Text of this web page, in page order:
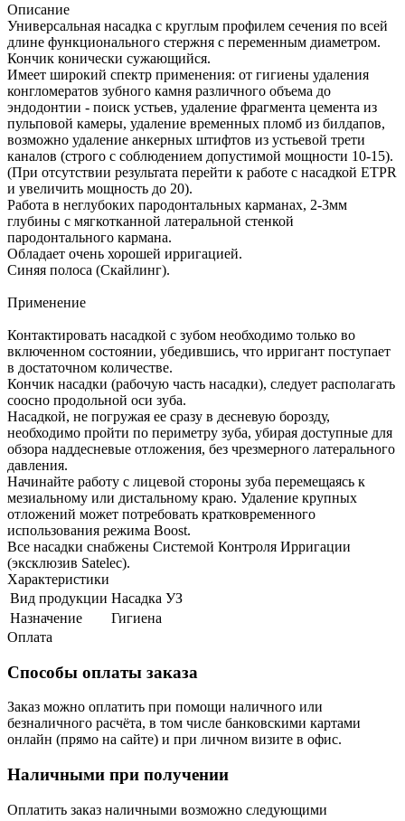
Описание
Универсальная насадка с круглым профилем сечения по всей
длине функционального стержня с переменным диаметром.
Кончик конически сужающийся.
Имеет широкий спектр применения: от гигиены удаления
конгломератов зубного камня различного объема до
эндодонтии - поиск устьев, удаление фрагмента цемента из
пульповой камеры, удаление временных пломб из билдапов,
возможно удаление анкерных штифтов из устьевой трети
каналов (строго с соблюдением допустимой мощности 10-15).
(При отсутствии результата перейти к работе с насадкой ETPR
и увеличить мощность до 20).
Работа в неглубоких пародонтальных карманах, 2-3мм
глубины с мягкотканной латеральной стенкой
пародонтального кармана.
Обладает очень хорошей ирригацией.
Синяя полоса (Скайлинг).
Применение
Контактировать насадкой с зубом необходимо только во
включенном состоянии, убедившись, что ирригант поступает
в достаточном количестве.
Кончик насадки (рабочую часть насадки), следует располагать
соосно продольной оси зуба.
Насадкой, не погружая ее сразу в десневую борозду,
необходимо пройти по периметру зуба, убирая доступные для
обзора наддесневые отложения, без чрезмерного латерального
давления.
Начинайте работу с лицевой стороны зуба перемещаясь к
мезиальному или дистальному краю. Удаление крупных
отложений может потребовать кратковременного
использования режима Boost.
Все насадки снабжены Системой Контроля Ирригации
(эксклюзив Satelec).
Характеристики
Вид продукции Насадка УЗ
Назначение
Гигиена
Оплата
Способы оплаты заказа
Заказ можно оплатить при помощи наличного или
безналичного расчёта, в том числе банковскими картами
онлайн (прямо на сайте) и при личном визите в офис.
Наличными при получении
Оплатить заказ наличными возможно следующими